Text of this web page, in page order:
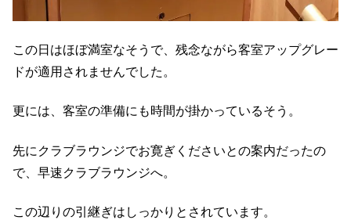
この日はほぼ満室なそうで、残念ながら客室アップグレー
ドが適用されませんでした。
更には、客室の準備にも時間が掛かっているそう。
先にクラブラウンジでお寛ぎくださいとの案内だったの
で、早速クラブラウンジへ。
この辺りの引継ぎはしっかりとされています。